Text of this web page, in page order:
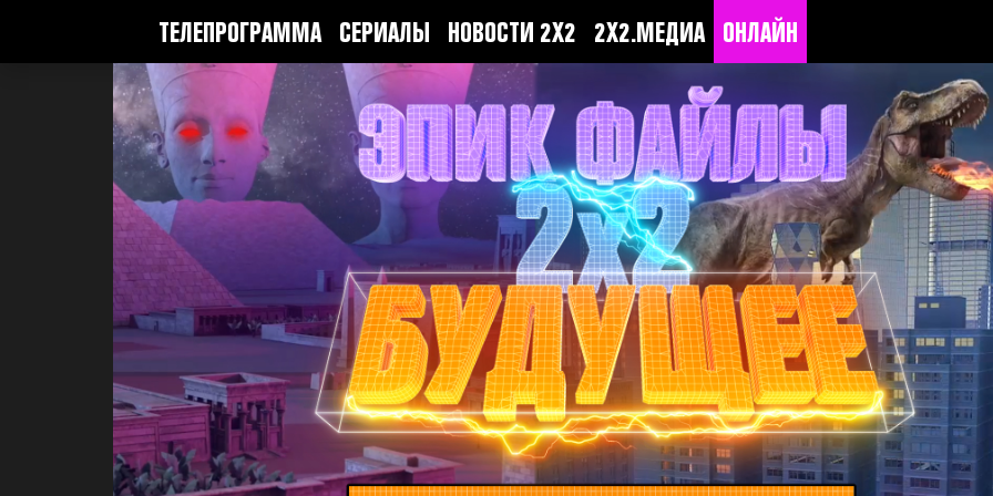
ТЕЛЕПРОГРАММА СЕРИАЛЫ НОВОСТИ 2Х2 2Х2.МЕДИА ОНЛАЙН